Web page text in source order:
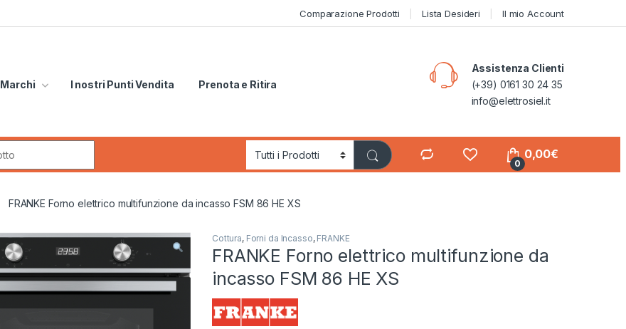
Comparazione Prodotti Lista Desideri Il mio Account
Marchi I nostri Punti Vendita Prenota e Ritira
Assistenza Clienti
(+39) 0161 30 24 35
info@elettrosiel.it
0
0,00€
FRANKE Forno elettrico multifunzione da incasso FSM 86 HE XS
Cottura, Forni da Incasso, FRANKE
FRANKE Forno elettrico multifunzione da
incasso FSM 86 HE XS